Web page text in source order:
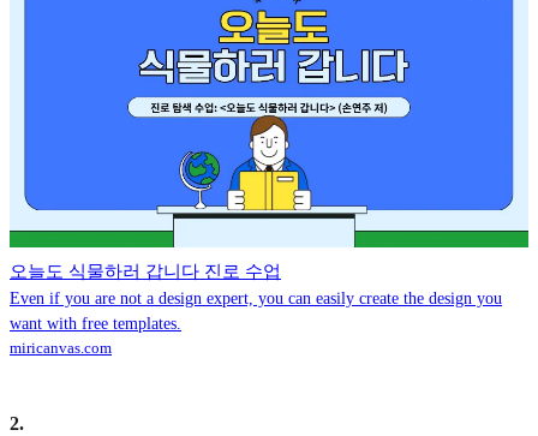
오늘도 식물하러 갑니다 진로 수업
Even if you are not a design expert, you can easily create the design you
want with free templates.
miricanvas.com
2.